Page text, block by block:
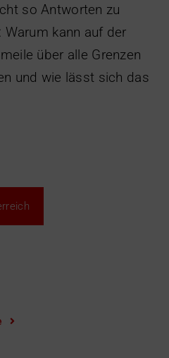
so Antworten zu
kann auf der
über alle Grenzen
und wie lässt sich das